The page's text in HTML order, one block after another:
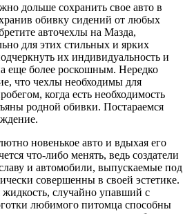
дольше сохранить свое авто в
обивку сидений от любых
авточехлы на Мазда,
для этих стильных и ярких
их индивидуальность и
еще более роскошным. Нередко
что чехлы необходимы для
когда есть необходимость
родной обивки. Постараемся
новенькое авто и вдыхая его
что-либо менять, ведь создатели
и автомобили, выпускаемые под
совершенны в своей эстетике.
случайно упавший с
любимого питомца способны